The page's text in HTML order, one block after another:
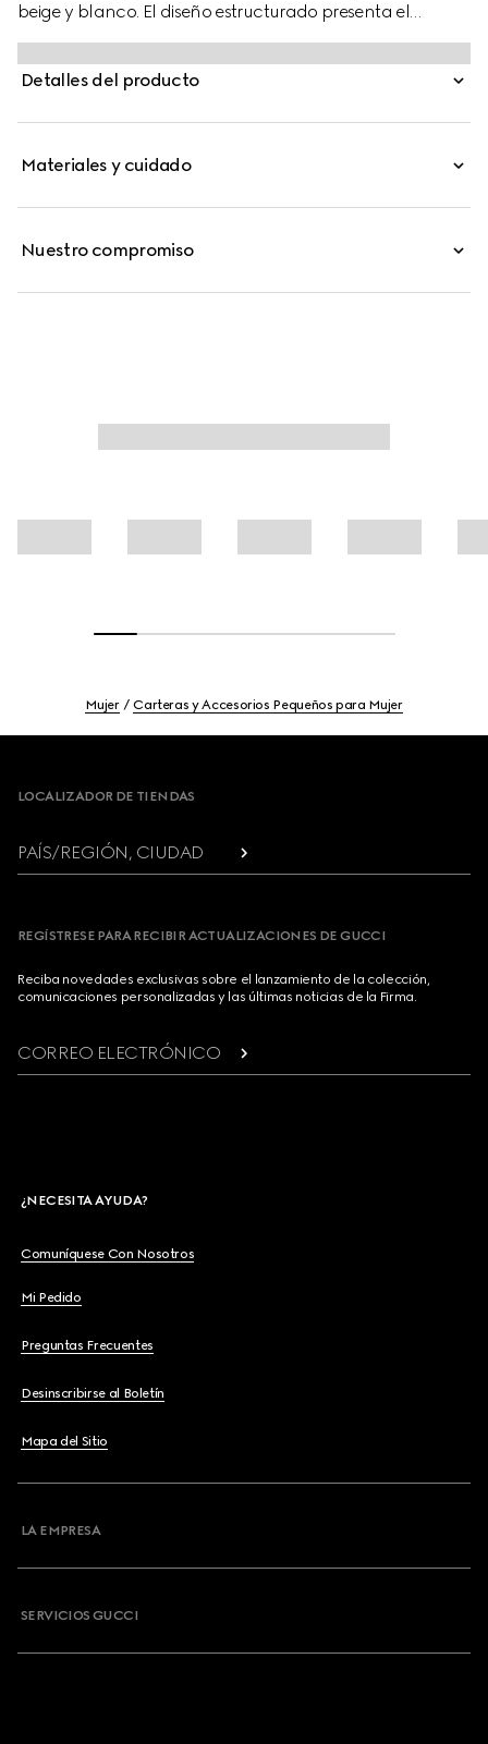
beige y blanco. El diseño estructurado presenta el
característico detalle de Doble G en tono dorado.
Detalles del producto
Materiales y cuidado
Nuestro compromiso
Mujer Carteras y Accesorios Pequeños para Mujer
LOCALIZADOR DE TIENDAS
PAÍS/REGIÓN, CIUDAD
REGÍSTRESE PARA RECIBIR ACTUALIZACIONES DE GUCCI
Reciba novedades exclusivas sobre el lanzamiento de la colección,
comunicaciones personalizadas y las últimas noticias de la Firma.
CORREO ELECTRÓNICO
¿NECESITA AYUDA?
Comuníquese Con Nosotros
Mi Pedido
Preguntas Frecuentes
Desinscribirse al Boletín
Mapa del Sitio
LA EMPRESA
SERVICIOS GUCCI